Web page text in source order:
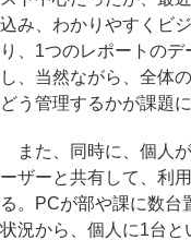
込み、わかりやすくビ
り、1つのレポートの
し、当然ながら、全体
どう管理するかが課題
また、同時に、個人
ーザーと共有して、利
る。PCが部や課に数台
状況から、個人に1台と